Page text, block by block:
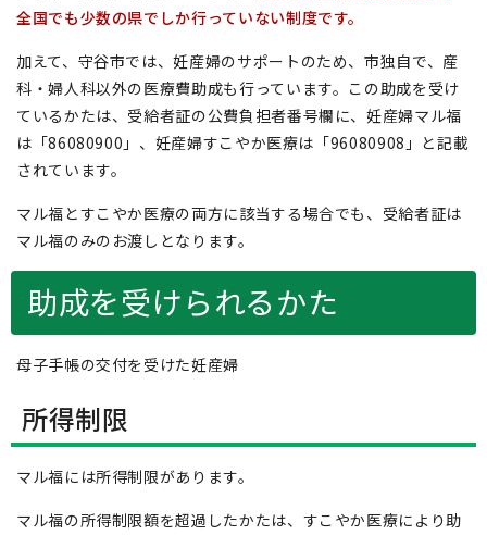
全国でも少数の県でしか行っていない制度です。
加えて、守谷市では、妊産婦のサポートのため、市独自で、産
科・婦人科以外の医療費助成も行っています。この助成を受け
ているかたは、受給者証の公費負担者番号欄に、妊産婦マル福
は「86080900」、妊産婦すこやか医療は「96080908」と記載
されています。
マル福とすこやか医療の両方に該当する場合でも、受給者証は
マル福のみのお渡しとなります。
助成を受けられるかた
母子手帳の交付を受けた妊産婦
所得制限
マル福には所得制限があります。
マル福の所得制限額を超過したかたは、すこやか医療により助